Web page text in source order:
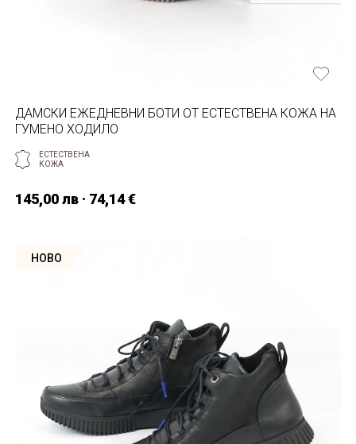
ДАМСКИ ЕЖЕДНЕВНИ БОТИ ОТ ЕСТЕСТВЕНA КОЖА НА
ГУМЕНО ХОДИЛО
ЕСТЕСТВЕНА
КОЖА
145,00 лв · 74,14 €
НОВО